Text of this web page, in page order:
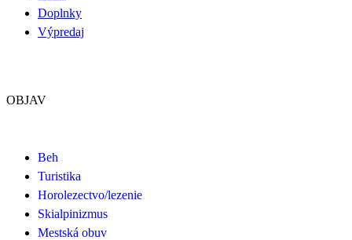
Doplnky
Výpredaj
OBJAV
Beh
Turistika
Horolezectvo/lezenie
Skialpinizmus
Mestská obuv